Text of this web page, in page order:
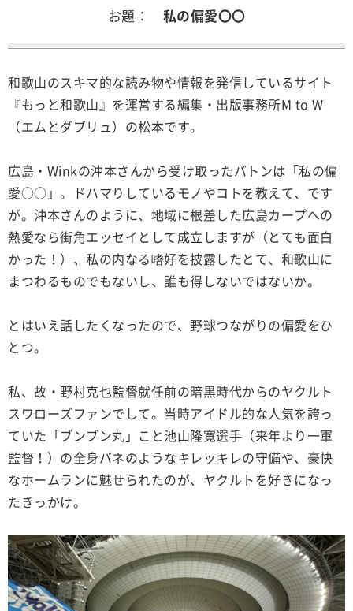
お題： 私の偏愛〇〇
和歌山のスキマ的な読み物や情報を発信しているサイト
『もっと和歌山』を運営する編集・出版事務所M to W
（エムとダブリュ）の松本です。
広島・Winkの沖本さんから受け取ったバトンは「私の偏
愛○○」。ドハマりしているモノやコトを教えて、です
が。沖本さんのように、地域に根差した広島カープへの
熱愛なら街角エッセイとして成立しますが（とても面白
かった！）、私の内なる嗜好を披露したとて、和歌山に
まつわるものでもないし、誰も得しないではないか。
とはいえ話したくなったので、野球つながりの偏愛をひ
とつ。
私、故・野村克也監督就任前の暗黒時代からのヤクルト
スワローズファンでして。当時アイドル的な人気を誇っ
ていた「ブンブン丸」こと池山隆寛選手（来年より一軍
監督！）の全身バネのようなキレッキレの守備や、豪快
なホームランに魅せられたのが、ヤクルトを好きになっ
たきっかけ。